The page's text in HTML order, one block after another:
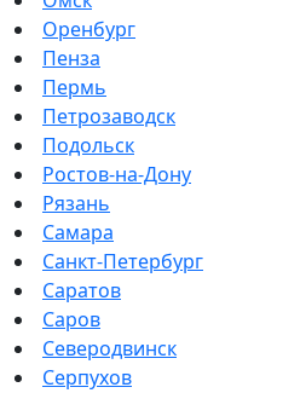
Оренбург
Пенза
Пермь
Петрозаводск
Подольск
Ростов-на-Дону
Рязань
Самара
Санкт-Петербург
Саратов
Саров
Северодвинск
Серпухов